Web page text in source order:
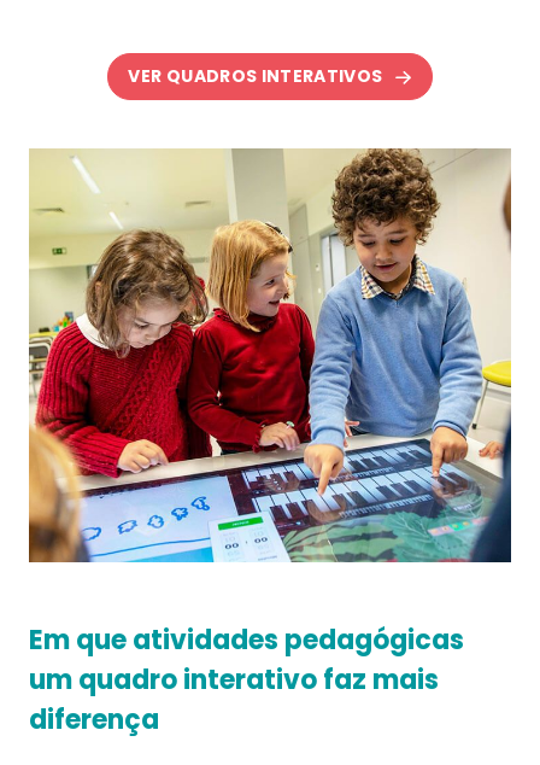
VER QUADROS INTERATIVOS
Em que atividades pedagógicas
um quadro interativo faz mais
diferença